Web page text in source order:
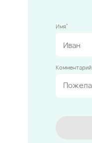
Имя*
Комментарий